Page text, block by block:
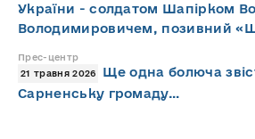
України - солдатом Шапірком
Володимировичем, позивний
Прес-центр
21 травня 2026
Ще одна болюча
Сарненську громаду…